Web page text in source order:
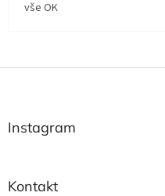
vše OK
Z
Instagram
Kontakt